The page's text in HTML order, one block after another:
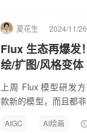
夏花生 2024/11/26
Flux 生态再爆发
绘/扩图/风格变体
上周 Flux 模型研发
款新的模型，而且都
AIGC AI绘画